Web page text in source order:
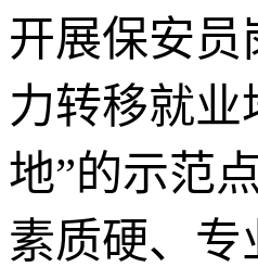
开展保安员
力转移就业
地”的示范
素质硬、专